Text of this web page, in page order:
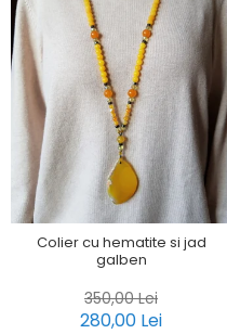
Colier cu hematite si jad
galben
350,00 Lei
280,00 Lei